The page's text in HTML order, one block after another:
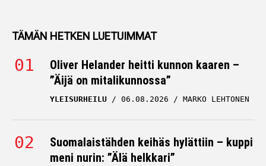
TÄMÄN HETKEN LUETUIMMAT
Oliver Helander heitti kunnon kaaren –
”Äijä on mitalikunnossa”
YLEISURHEILU 06.08.2026 MARKO LEHTONEN
Suomalaistähden keihäs hylättiin – kuppi
meni nurin: ”Älä helkkari”